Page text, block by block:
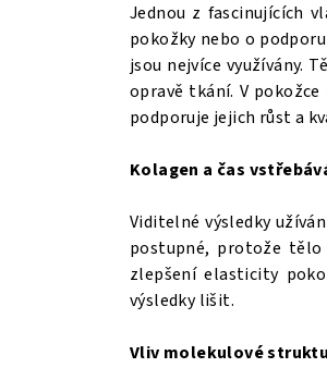
Jednou z fascinujících
pokožky nebo o
jsou nejvíce využívány.
opravě tkání. V
podporuje jejich růst a
Kolagen a čas
Viditelné výsledky
postupné, protože tělo
zlepšení elasticity
výsledky lišit.
Vliv molekulové